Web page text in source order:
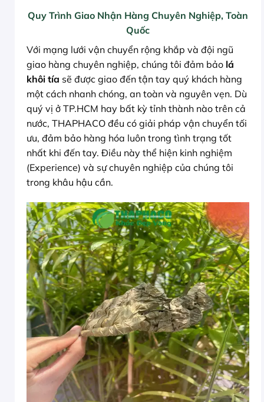
Quy Trình Giao Nhận Hàng Chuyên Nghiệp, Toàn
Quốc
Với mạng lưới vận chuyển rộng khắp và đội ngũ
giao hàng chuyên nghiệp, chúng tôi đảm bảo lá
khôi tía sẽ được giao đến tận tay quý khách hàng
một cách nhanh chóng, an toàn và nguyên vẹn. Dù
quý vị ở TP.HCM hay bất kỳ tỉnh thành nào trên cả
nước, THAPHACO đều có giải pháp vận chuyển tối
ưu, đảm bảo hàng hóa luôn trong tình trạng tốt
nhất khi đến tay. Điều này thể hiện kinh nghiệm
(Experience) và sự chuyên nghiệp của chúng tôi
trong khâu hậu cần.